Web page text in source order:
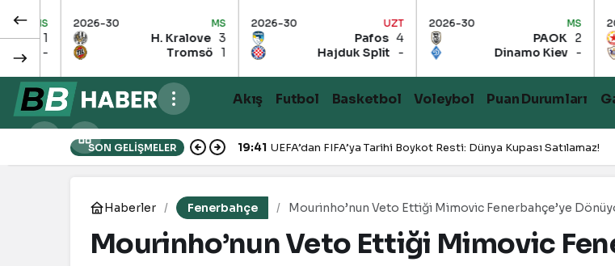
30 MS
H. Kralove
Tromsö
UZT
Pafos
Hajduk Split
MS
PAOK
Dinamo Kiev
CSKA
Akış Futbol Basketbol Voleybol Puan Durumları
SON GELIŞMELER 19:41 UEFA’dan FIFA’ya Tarihi Boykot Resti: Dünya Kupası Satılamaz!
Haberler Fenerbahçe Mourinho’nun Veto Ettiği Mimovic Fenerbahçe’ye
Mourinho’nun Veto Ettiği Mimovic